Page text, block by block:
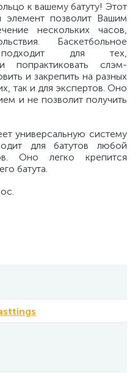
к вашему батуту! Этот
элемент позволит Вашим
нескольких часов,
Баскетбольное
для тех,
слэм-
и закрепить на разных
так и для экспертов. Оно
и не позволит получить
универсальную систему
для батутов любой
Оно легко крепится
батута.